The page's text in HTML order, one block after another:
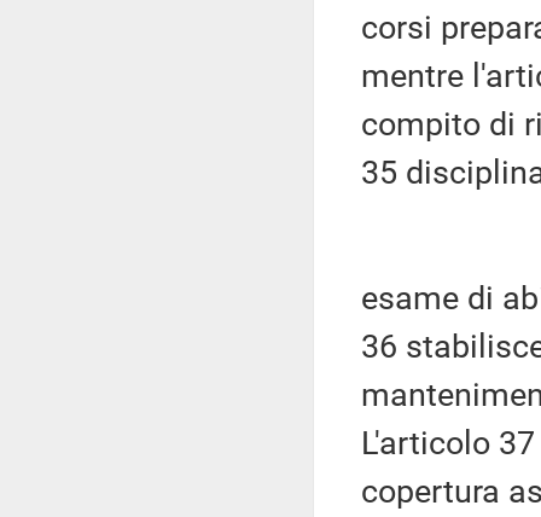
corsi
mentre
compito di
35
esame di
36
L'articolo
copertura